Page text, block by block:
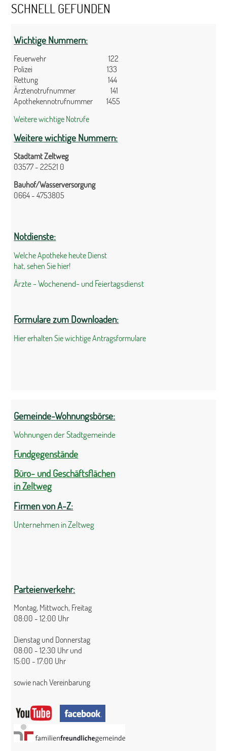
SCHNELL GEFUNDEN
Wichtige Nummern:
Feuerwehr 122
Polizei 133
Rettung 144
Ärztenotrufnummer 141
Apothekennotrufnummer 1455
Weitere wichtige Notrufe
Weitere wichtige Nummern:
Stadtamt Zeltweg
03577 - 22521 0
Bauhof/Wasserversorgung
0664 - 4753805
Notdienste:
Welche Apotheke heute Dienst
hat, sehen Sie hier!
Ärzte - Wochenend- und Feiertagsdienst
Formulare zum Downloaden:
Hier erhalten Sie wichtige Antragsformulare
Gemeinde-Wohnungsbörse:
Wohnungen der Stadtgemeinde
Fundgegenstände
Büro- und Geschäftsflächen
in Zeltweg
Firmen von A-Z:
Unternehmen in Zeltweg
Parteienverkehr:
Montag, Mittwoch, Freitag
08:00 - 12:00 Uhr
Dienstag und Donnerstag
08:00 - 12:30 Uhr und
15:00 - 17:00 Uhr
sowie nach Vereinbarung